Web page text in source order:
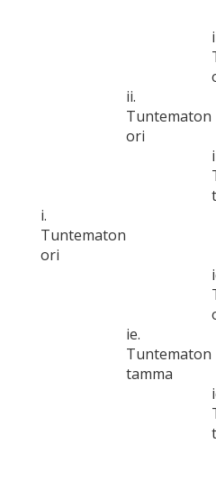
i.
Tuntematon
ori
ii.
Tuntematon
ori
ie.
Tuntematon
tamma